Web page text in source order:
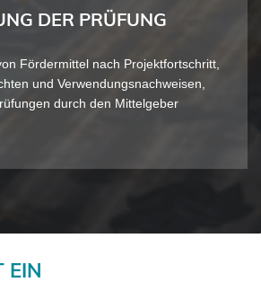
DER PRÜFUNG
Fördermittel nach Projektfortschritt,
und Verwendungsnachweisen,
durch den Mittelgeber
EIN